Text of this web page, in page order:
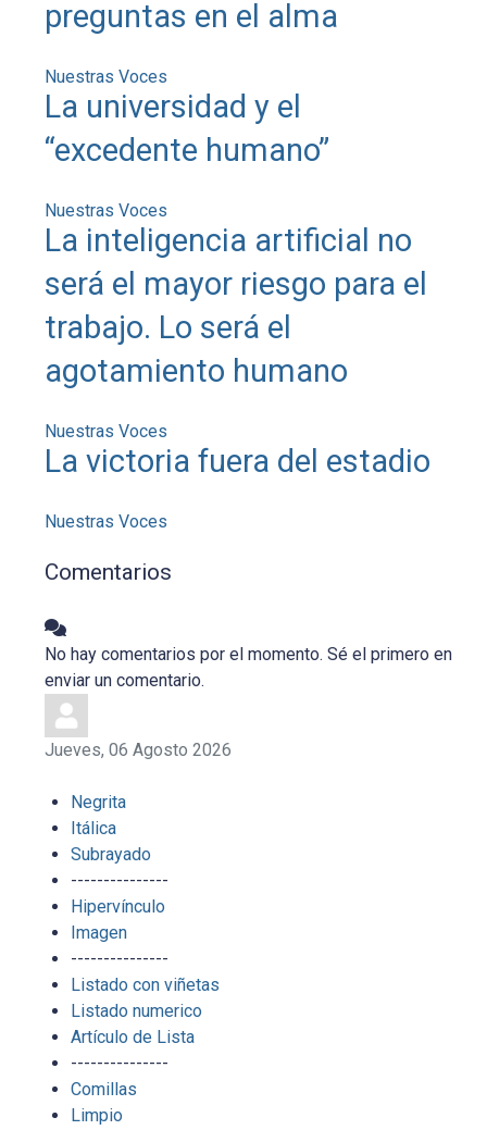
preguntas en el alma
Nuestras Voces
La universidad y el
“excedente humano”
Nuestras Voces
La inteligencia artificial no
será el mayor riesgo para el
trabajo. Lo será el
agotamiento humano
Nuestras Voces
La victoria fuera del estadio
Nuestras Voces
Comentarios
No hay comentarios por el momento. Sé el primero en
enviar un comentario.
Jueves, 06 Agosto 2026
Negrita
Itálica
Subrayado
---------------
Hipervínculo
Imagen
---------------
Listado con viñetas
Listado numerico
Artículo de Lista
---------------
Comillas
Limpio